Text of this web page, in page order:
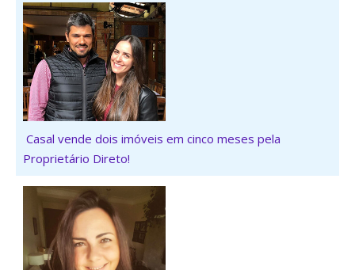
Casal vende dois imóveis em cinco meses pela
Proprietário Direto!